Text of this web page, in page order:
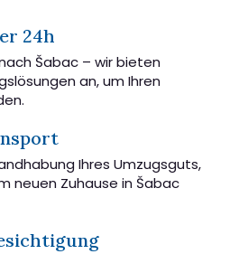
24h
Šabac – wir bieten
an, um Ihren
Ihres Umzugsguts,
neuen Zuhause in Šabac